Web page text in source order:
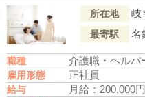
所在地 岐
最寄駅
職種 介護職・ヘルパ
雇用形態 正社員
給与 月給：200,000